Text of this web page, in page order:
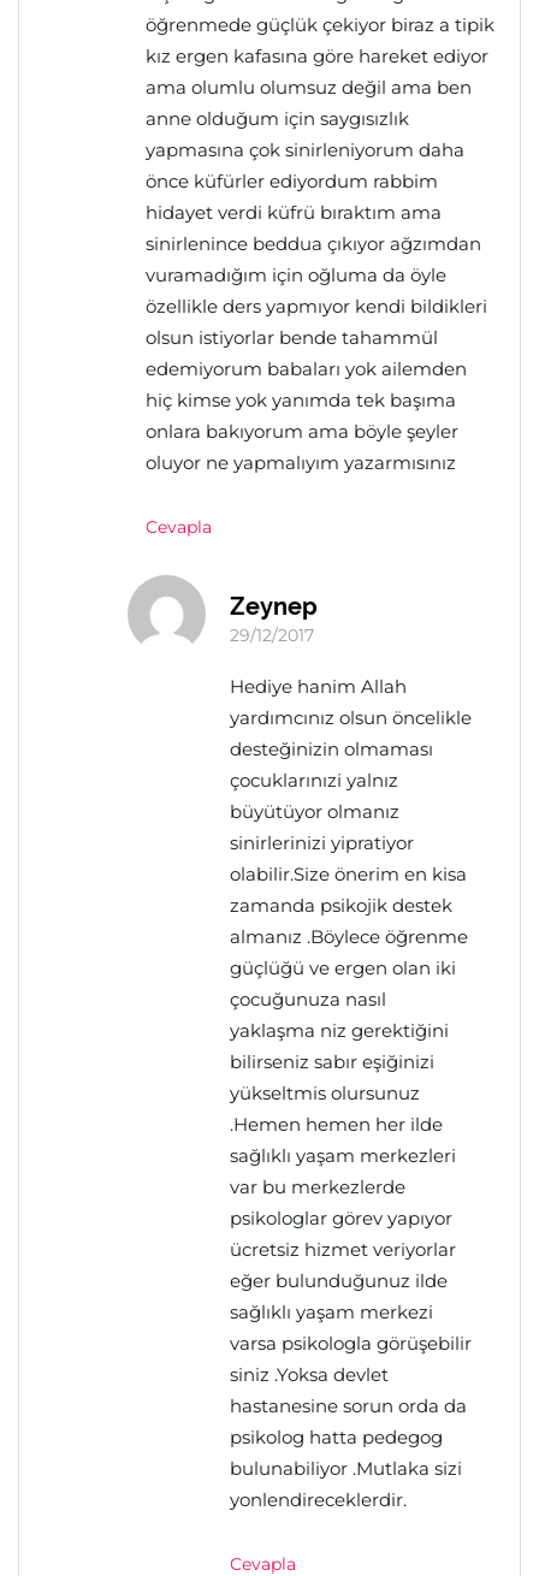
öğrenmede güçlük çekiyor biraz a tipik
kız ergen kafasına göre hareket ediyor
ama olumlu olumsuz değil ama ben
anne olduğum için saygısızlık
yapmasına çok sinirleniyorum daha
önce küfürler ediyordum rabbim
hidayet verdi küfrü bıraktım ama
sinirlenince beddua çıkıyor ağzımdan
vuramadığım için oğluma da öyle
özellikle ders yapmıyor kendi bildikleri
olsun istiyorlar bende tahammül
edemiyorum babaları yok ailemden
hiç kimse yok yanımda tek başıma
onlara bakıyorum ama böyle şeyler
oluyor ne yapmalıyım yazarmısınız
Cevapla
Zeynep
29/12/2017
Hediye hanim Allah
yardımcınız olsun öncelikle
desteğinizin olmaması
çocuklarınızi yalnız
büyütüyor olmanız
sinirlerinizi yipratiyor
olabilir.Size önerim en kisa
zamanda psikojik destek
almanız .Böylece öğrenme
güçlüğü ve ergen olan iki
çocuğunuza nasıl
yaklaşma niz gerektiğini
bilirseniz sabır eşiğinizi
yükseltmis olursunuz
.Hemen hemen her ilde
sağlıklı yaşam merkezleri
var bu merkezlerde
psikologlar görev yapıyor
ücretsiz hizmet veriyorlar
eğer bulunduğunuz ilde
sağlıklı yaşam merkezi
varsa psikologla görüşebilir
siniz .Yoksa devlet
hastanesine sorun orda da
psikolog hatta pedegog
bulunabiliyor .Mutlaka sizi
yonlendireceklerdir.
Cevapla